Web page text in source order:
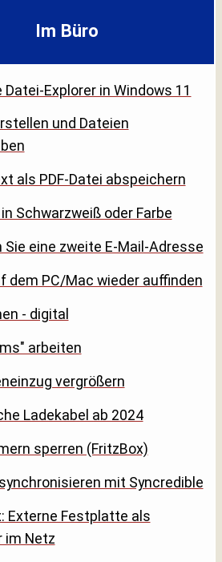
Im Büro
Datei-Explorer in Windows 11
und Dateien
als PDF-Datei abspeichern
Schwarzweiß oder Farbe
Sie eine zweite E-Mail-Adresse
dem PC/Mac wieder auffinden
- digital
arbeiten
vergrößern
Ladekabel ab 2024
sperren (FritzBox)
mit Syncredible
Externe Festplatte als
im Netz